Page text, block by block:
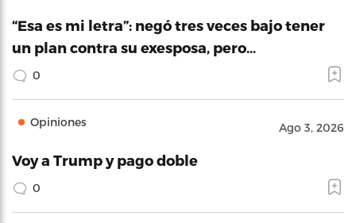
“Esa es mi letra”: negó tres veces bajo tener
un plan contra su exesposa, pero…
0
Opiniones Ago 3, 2026
Voy a Trump y pago doble
0